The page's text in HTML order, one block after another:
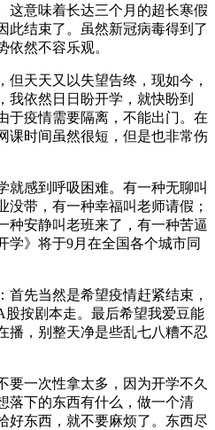
这意味着长达三个月的超长寒假
此结束了。虽然新冠病毒得到了
依然不容乐观。
但天天又以失望告终，现如今，
我依然日日盼开学，就快盼到
疫情需要隔离，不能出门。在
课时间虽然很短，但是也非常伤
就感到呼吸困难。有一种无聊叫
没带，有一种幸福叫老师请假；
种安静叫老班来了，有一种苦逼
学》将于9月在全国各个城市同
首先当然是希望疫情赶紧结束，
按剧本走。最后希望我爱豆能
播，别整天净是些乱七八糟不忍
要一次性拿太多，因为开学不久
落下的东西有什么，做一个清
好东西，就不要麻烦了。东西尽